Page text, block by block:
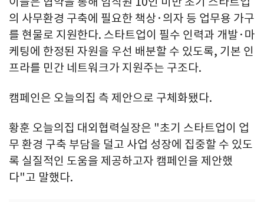
의 사무환경 구축에 필요한 책상·의자 등 업무용 가구
를 현물로 지원한다. 스타트업이 필수 인력과 개발·마
케팅에 한정된 자원을 우선 배분할 수 있도록, 기본 인
프라를 민간 네트워크가 지원주는 구조다.
캠페인은 오늘의집 측 제안으로 구체화됐다.
황훈 오늘의집 대외협력실장은 "초기 스타트업이 업
무 환경 구축 부담을 덜고 사업 성장에 집중할 수 있도
록 실질적인 도움을 제공하고자 캠페인을 제안했
다"고 말했다.